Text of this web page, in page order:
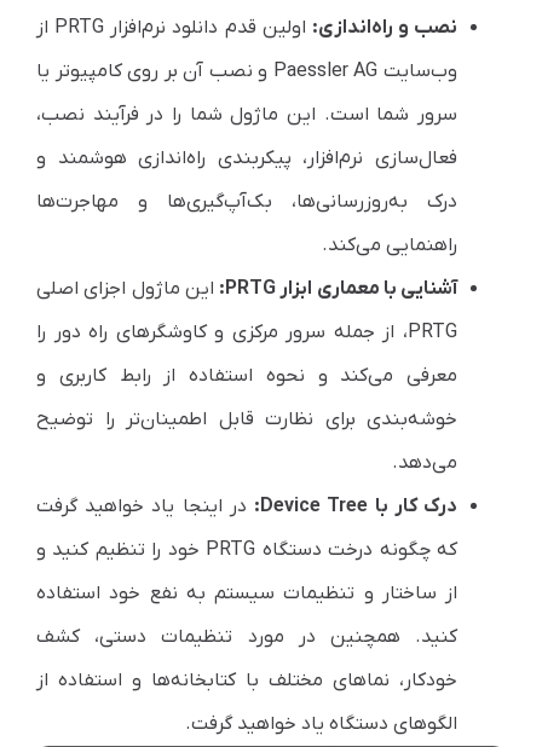
نصب و راه‌اندازی:
اولین قدم دانلود نرم‌افزار PRTG از
وب‌سایت Paessler AG و نصب آن بر روی کامپیوتر یا
سرور شما است. این ماژول شما را در فرآیند نصب،
فعال‌سازی نرم‌افزار، پیکربندی راه‌اندازی هوشمند و
درک به‌روزرسانی‌ها، بک‌آپ‌گیری‌ها و مهاجرت‌ها
راهنمایی می‌کند.
آشنایی با معماری ابزار PRTG:
این ماژول اجزای اصلی
PRTG، از جمله سرور مرکزی و کاوشگرهای راه دور را
معرفی می‌کند و نحوه استفاده از رابط کاربری و
خوشه‌بندی برای نظارت قابل اطمینان‌تر را توضیح
می‌دهد.
درک کار با Device Tree:
در اینجا یاد خواهید گرفت
که چگونه درخت دستگاه PRTG خود را تنظیم کنید و
از ساختار و تنظیمات سیستم به نفع خود استفاده
کنید. همچنین در مورد تنظیمات دستی، کشف
خودکار، نماهای مختلف با کتابخانه‌ها و استفاده از
الگوهای دستگاه یاد خواهید گرفت.